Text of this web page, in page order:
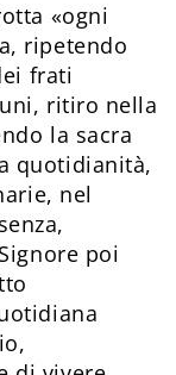
«ogni
ripetendo
frati
ritiro nella
la sacra
quotidianità,
nel
poi